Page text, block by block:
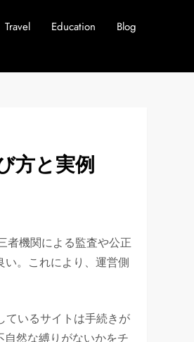
Travel Education Blog
方と実例
者機関による監査や公正
い。これにより、運営側
ているサイトは手続きが
然な縛りがないかをチ